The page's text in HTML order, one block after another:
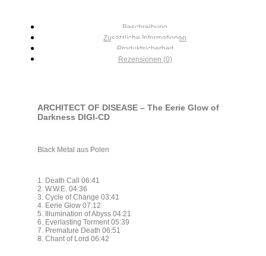
Beschreibung
Zusätzliche Informationen
Produktsicherheit
Rezensionen (0)
ARCHITECT OF DISEASE – The Eerie Glow of
Darkness DIGI-CD
Black Metal aus Polen
1. Death Call 06:41
2. W.W.E. 04:36
3. Cycle of Change 03:41
4. Eerie Glow 07:12
5. Illumination of Abyss 04:21
6. Everlasting Torment 05:39
7. Premature Death 06:51
8. Chant of Lord 06:42